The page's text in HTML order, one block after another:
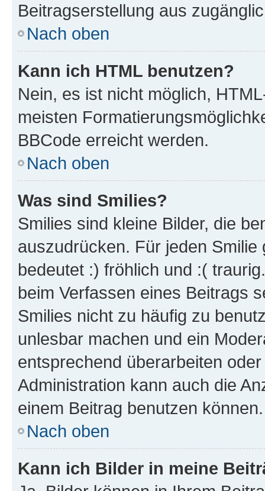
Beitragserstellung aus
Nach oben
Kann ich HTML benutzen?
Nein, es ist nicht möglich,
meisten
BBCode erreicht werden.
Nach oben
Was sind Smilies?
Smilies sind kleine Bilder, die
auszudrücken. Für jeden
bedeutet :) fröhlich und :(
beim Verfassen eines Beitrags
Smilies nicht zu häufig zu
unlesbar machen und ein
entsprechend überarbeiten
Administration kann auch die
einem Beitrag benutzen können.
Nach oben
Kann ich Bilder in meine